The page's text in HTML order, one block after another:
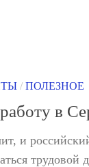
/ ПОЛЕЗНОЕ
в
и
трудовой